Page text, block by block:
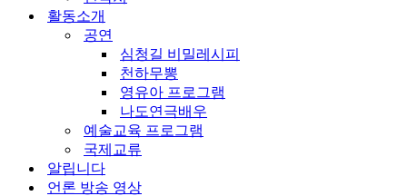
활동소개
공연
심청길 비밀레시피
천하무뽕
영유아 프로그램
나도연극배우
예술교육 프로그램
국제교류
알립니다
언론 방송 영상